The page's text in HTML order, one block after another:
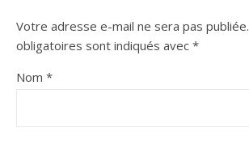
Votre adresse e-mail ne sera pas publiée.
obligatoires sont indiqués avec *
Nom *